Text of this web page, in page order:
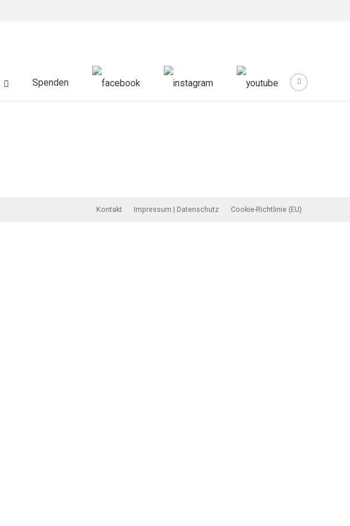
Spenden
Kontakt Impressum | Datenschutz Cookie-Richtlinie (EU)